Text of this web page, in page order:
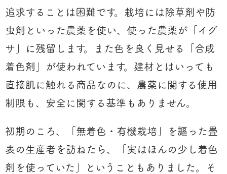
追求することは困難です。栽培には除草剤や防
虫剤といった農薬を使い、使った農薬が「イグ
サ」に残留します。また色を良く見せる「合成
着色剤」が使われています。建材とはいっても
直接肌に触れる商品なのに、農薬に関する使用
制限も、安全に関する基準もありません。
初期のころ、「無着色・有機栽培」を謳った畳
表の生産者を訪ねたら、「実はほんの少し着色
剤を使っていた」ということもありました。そ